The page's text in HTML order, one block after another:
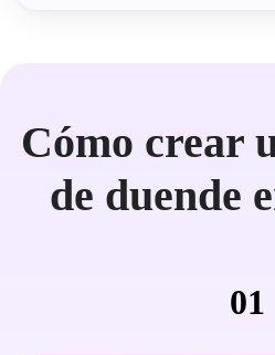
Cómo crear
de duende
01